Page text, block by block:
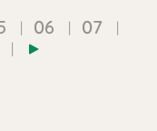
06
07